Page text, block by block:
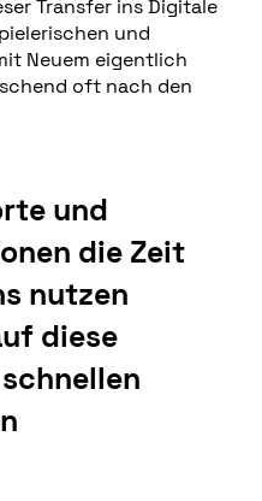
Transfer ins Digitale
und
Neuem eigentlich
oft nach den
und
die Zeit
nutzen
diese